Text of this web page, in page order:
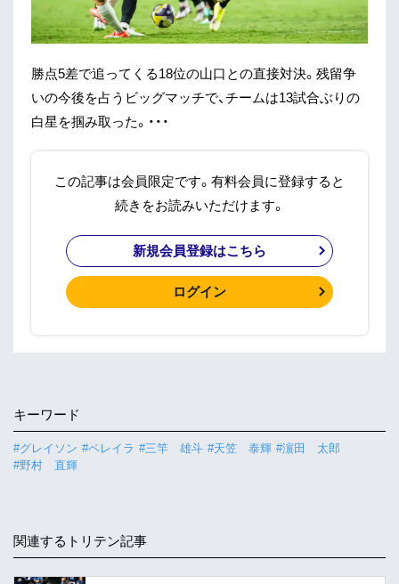
勝点5差で追ってくる18位の山口との直接対決。残留争
いの今後を占うビッグマッチで、チームは13試合ぶりの
白星を掴み取った。・・・
この記事は会員限定です。有料会員に登録すると
続きをお読みいただけます。
新規会員登録はこちら
ログイン
キーワード
#グレイソン #ペレイラ #三竿 雄斗 #天笠 泰輝 #濵田 太郎
#野村 直輝
関連するトリテン記事